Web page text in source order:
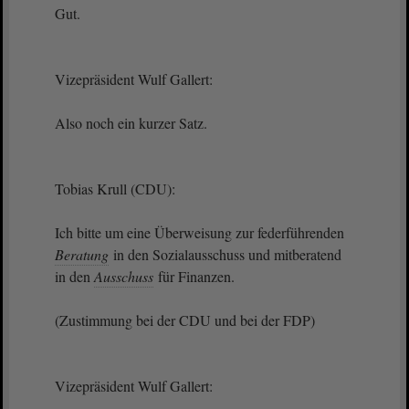
Gut.
Vizepräsident Wulf Gallert:
Also noch ein kurzer Satz.
Tobias Krull (CDU):
Ich bitte um eine Überweisung zur federführenden
Beratung in den Sozialausschuss und mitberatend
in den Ausschuss für Finanzen.
(Zustimmung bei der CDU und bei der FDP)
Vizepräsident Wulf Gallert: